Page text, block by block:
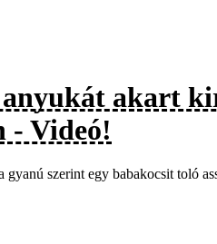
akart
- Videó!
szerint egy babakocsit toló